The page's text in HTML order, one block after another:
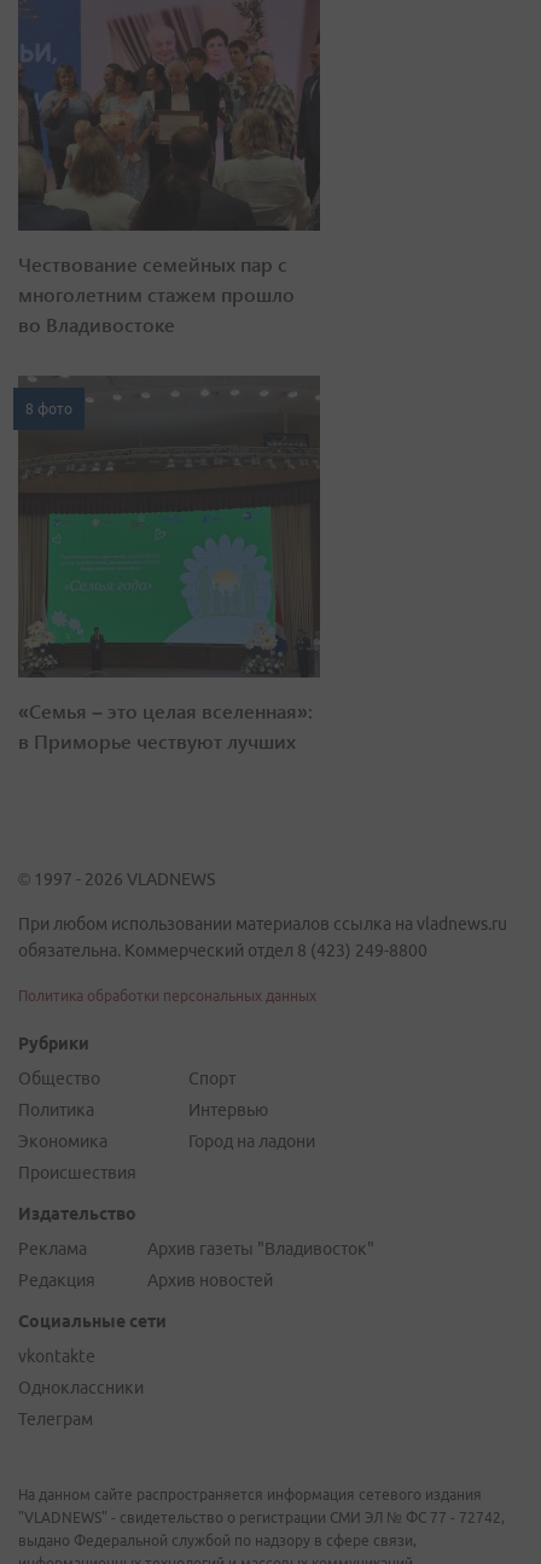
Чествование семейных пар с
многолетним стажем прошло
во Владивостоке
8 фото
«Семья – это целая вселенная»:
в Приморье чествуют лучших
© 1997 - 2026 VLADNEWS
При любом использовании материалов ссылка на vladnews.ru
обязательна. Коммерческий отдел 8 (423) 249-8800
Политика обработки персональных данных
Рубрики
Общество
Политика
Экономика
Происшествия
Спорт
Интервью
Город на ладони
Издательство
Реклама
Редакция
Архив газеты "Владивосток"
Архив новостей
Социальные сети
vkontakte
Одноклассники
Телеграм
На данном сайте распространяется информация сетевого издания
"VLADNEWS" - свидетельство о регистрации СМИ ЭЛ № ФС 77 - 72742,
выдано Федеральной службой по надзору в сфере связи,